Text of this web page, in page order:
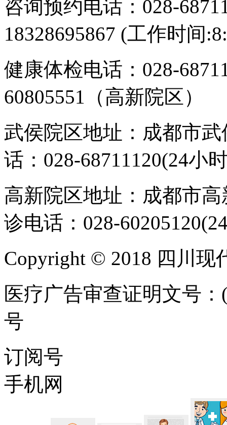
咨询预约电话：028-
18328695867 (工作时间
健康体检电话：028-
60805551（高新院区）
武侯院区地址：成都市
话：028-68711120(24小
高新院区地址：成都市
诊电话：028-
Copyright © 2018 四川现
医疗广告审查证明文号
号
订阅号
手机网